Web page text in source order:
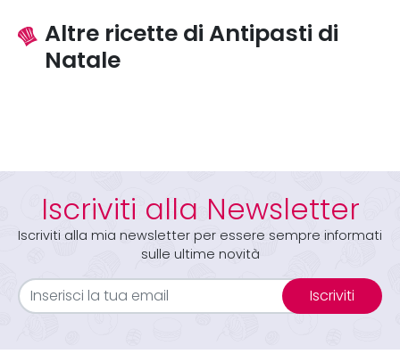
Altre ricette di Antipasti di
Natale
Iscriviti alla Newsletter
Iscriviti alla mia newsletter per essere sempre informati
sulle ultime novità
Iscriviti